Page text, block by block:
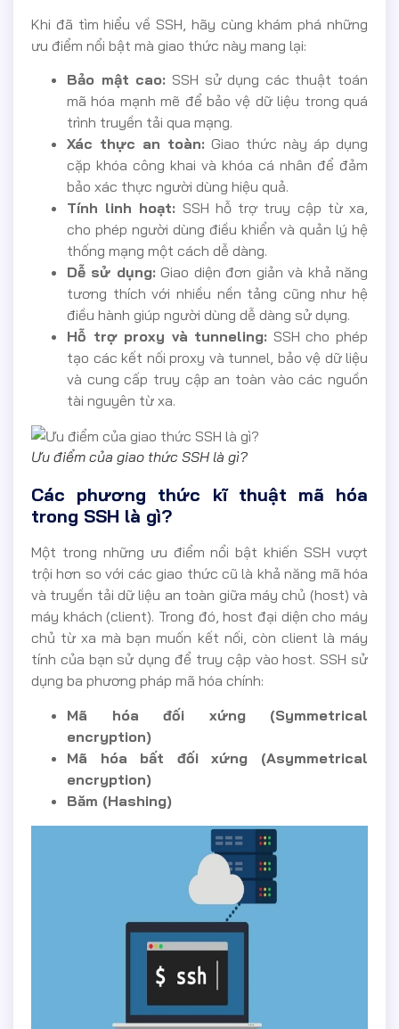
Khi đã tìm hiểu về SSH, hãy cùng khám phá những
ưu điểm nổi bật mà giao thức này mang lại:
Bảo mật cao: SSH sử dụng các thuật toán
mã hóa mạnh mẽ để bảo vệ dữ liệu trong quá
trình truyền tải qua mạng.
Xác thực an toàn: Giao thức này áp dụng
cặp khóa công khai và khóa cá nhân để đảm
bảo xác thực người dùng hiệu quả.
Tính linh hoạt: SSH hỗ trợ truy cập từ xa,
cho phép người dùng điều khiển và quản lý hệ
thống mạng một cách dễ dàng.
Dễ sử dụng: Giao diện đơn giản và khả năng
tương thích với nhiều nền tảng cũng như hệ
điều hành giúp người dùng dễ dàng sử dụng.
Hỗ trợ proxy và tunneling: SSH cho phép
tạo các kết nối proxy và tunnel, bảo vệ dữ liệu
và cung cấp truy cập an toàn vào các nguồn
tài nguyên từ xa.
Ưu điểm của giao thức SSH là gì?
Các phương thức kĩ thuật mã hóa
trong SSH là gì?
Một trong những ưu điểm nổi bật khiến SSH vượt
trội hơn so với các giao thức cũ là khả năng mã hóa
và truyền tải dữ liệu an toàn giữa máy chủ (host) và
máy khách (client). Trong đó, host đại diện cho máy
chủ từ xa mà bạn muốn kết nối, còn client là máy
tính của bạn sử dụng để truy cập vào host. SSH sử
dụng ba phương pháp mã hóa chính:
Mã hóa đối xứng (Symmetrical
encryption)
Mã hóa bất đối xứng (Asymmetrical
encryption)
Băm (Hashing)